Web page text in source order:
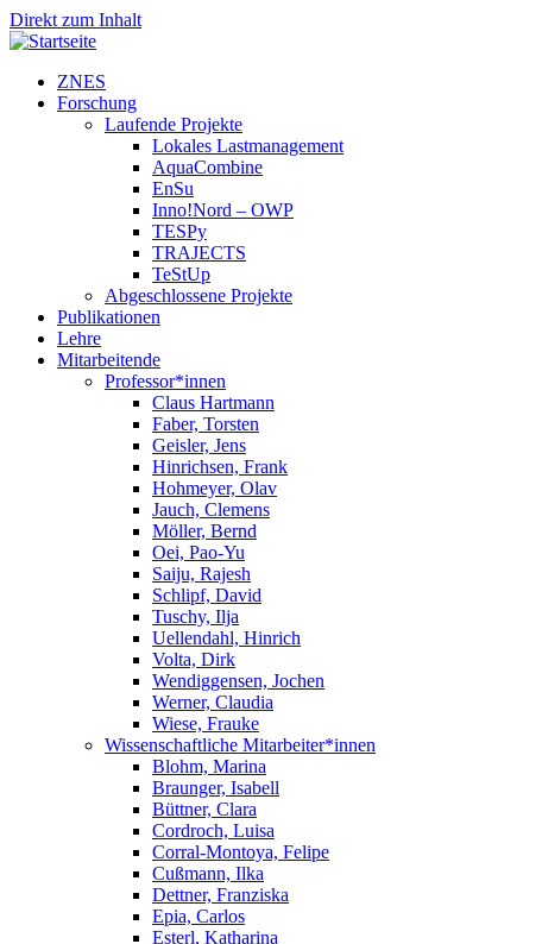
Direkt zum Inhalt
ZNES
Forschung
Laufende Projekte
Lokales Lastmanagement
AquaCombine
EnSu
Inno!Nord – OWP
TESPy
TRAJECTS
TeStUp
Abgeschlossene Projekte
Publikationen
Lehre
Mitarbeitende
Professor*innen
Claus Hartmann
Faber, Torsten
Geisler, Jens
Hinrichsen, Frank
Hohmeyer, Olav
Jauch, Clemens
Möller, Bernd
Oei, Pao-Yu
Saiju, Rajesh
Schlipf, David
Tuschy, Ilja
Uellendahl, Hinrich
Volta, Dirk
Wendiggensen, Jochen
Werner, Claudia
Wiese, Frauke
Wissenschaftliche Mitarbeiter*innen
Blohm, Marina
Braunger, Isabell
Büttner, Clara
Cordroch, Luisa
Corral-Montoya, Felipe
Cußmann, Ilka
Dettner, Franziska
Epia, Carlos
Esterl, Katharina